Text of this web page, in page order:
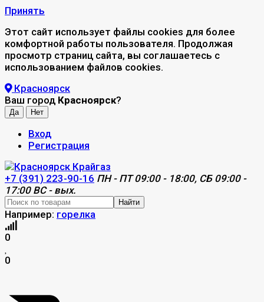
Принять
Этот сайт использует файлы cookies для более
комфортной работы пользователя. Продолжая
просмотр страниц сайта, вы соглашаетесь с
использованием файлов cookies.
Красноярск
Ваш город Красноярск?
Вход
Регистрация
+7 (391) 223-90-16 ПН - ПТ 09:00 - 18:00, СБ 09:00 -
17:00 ВС - вых.
Найти
Например: горелка
0
0